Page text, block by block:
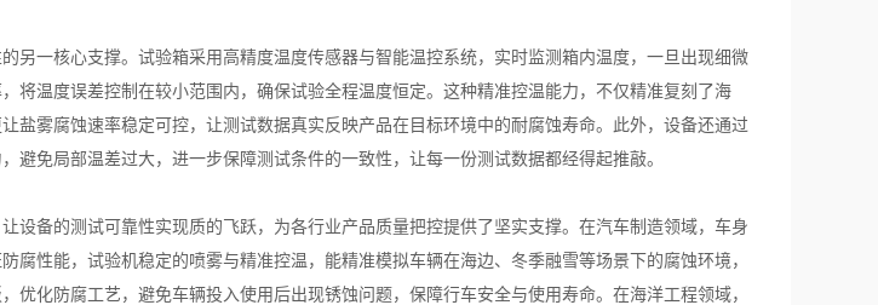
一核心支撑。试验箱采用高精度温度传感器与智能温控系统，实时监测箱内温度，一旦出现细微
将温度误差控制在较小范围内，确保试验全程温度恒定。这种精准控温能力，不仅精准复刻了海
盐雾腐蚀速率稳定可控，让测试数据真实反映产品在目标环境中的耐腐蚀寿命。此外，设备还通过
避免局部温差过大，进一步保障测试条件的一致性，让每一份测试数据都经得起推敲。
备的测试可靠性实现质的飞跃，为各行业产品质量把控提供了坚实支撑。在汽车制造领域，车身
腐性能，试验机稳定的喷雾与精准控温，能精准模拟车辆在海边、冬季融雪等场景下的腐蚀环境，
优化防腐工艺，避免车辆投入使用后出现锈蚀问题，保障行车安全与使用寿命。在海洋工程领域，